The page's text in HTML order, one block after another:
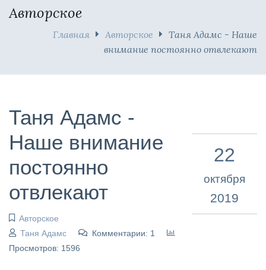
Авторское
Главная Авторское
Таня Адамс - Наше
внимание постоянно отвлекают
Таня Адамс -
Наше внимание
постоянно
отвлекают
Авторское
Таня Адамс
Комментарии: 1
Просмотров: 1596
22
октября
2019